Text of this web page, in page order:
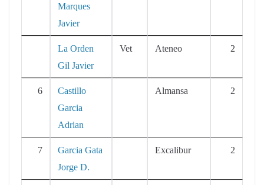
Marques
Javier
La Orden
Gil Javier
Vet Ateneo 2
6
Castillo
Garcia
Adrian
Almansa 2
7
Garcia Gata
Jorge D.
Excalibur 2